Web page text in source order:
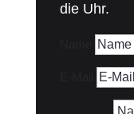
die Uhr.